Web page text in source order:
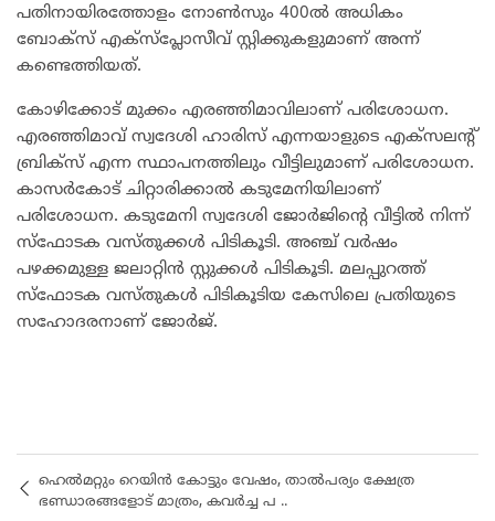
പതിനായിരത്തോളം നോൺസും 400ൽ അധികം
ബോക്‌സ് എക്‌സ്‌പ്ലോസീവ് സ്റ്റിക്കുകളുമാണ് അന്ന്
കണ്ടെത്തിയത്.
കോഴിക്കോട് മുക്കം എരഞ്ഞിമാവിലാണ് പരിശോധന.
എരഞ്ഞിമാവ് സ്വദേശി ഹാരിസ് എന്നയാളുടെ എക്‌സലന്റ്
ബ്രിക്‌സ് എന്ന സ്ഥാപനത്തിലും വീട്ടിലുമാണ് പരിശോധന.
കാസർകോട് ചിറ്റാരിക്കാൽ കടുമേനിയിലാണ്
പരിശോധന. കടുമേനി സ്വദേശി ജോർജിന്റെ വീട്ടിൽ നിന്ന്
സ്‌ഫോടക വസ്തുക്കൾ പിടികൂടി. അഞ്ച് വർഷം
പഴക്കമുള്ള ജലാറ്റിൻ സ്റ്റുക്കൾ പിടികൂടി. മലപ്പുറത്ത്
സ്‌ഫോടക വസ്തുകൾ പിടികൂടിയ കേസിലെ പ്രതിയുടെ
സഹോദരനാണ് ജോർജ്.
ഹെൽമറ്റും റെയിൻ കോട്ടും വേഷം, താൽപര്യം ക്ഷേത്ര
ഭണ്ഡാരങ്ങളോട് മാത്രം, കവർച്ച പ ..